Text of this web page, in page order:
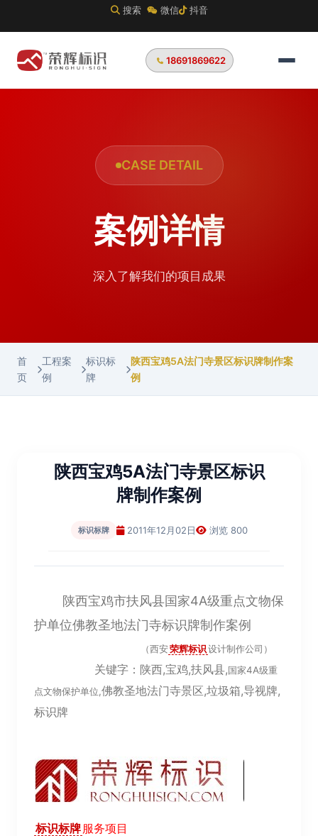
搜索 微信 抖音
18691869622
CASE DETAIL
案例详情
深入了解我们的项目成果
首
页
工程案
例
标识标
牌
陕西宝鸡5A法门寺景区标识牌制作案
例
陕西宝鸡5A法门寺景区标识
牌制作案例
标识标牌 2011年12月02日 浏览 800
陕西宝鸡市扶风县国家4A级重点文物保
护单位佛教圣地法门寺标识牌制作案例
（西安荣辉标识设计制作公司）
关键字：陕西,宝鸡,扶风县,国家4A级重
点文物保护单位,佛教圣地法门寺景区,垃圾箱,导视牌,
标识牌
标识标牌服务项目